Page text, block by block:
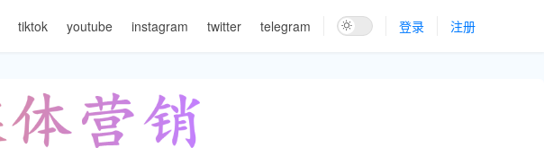
tiktok youtube instagram twitter telegram 登录 注册